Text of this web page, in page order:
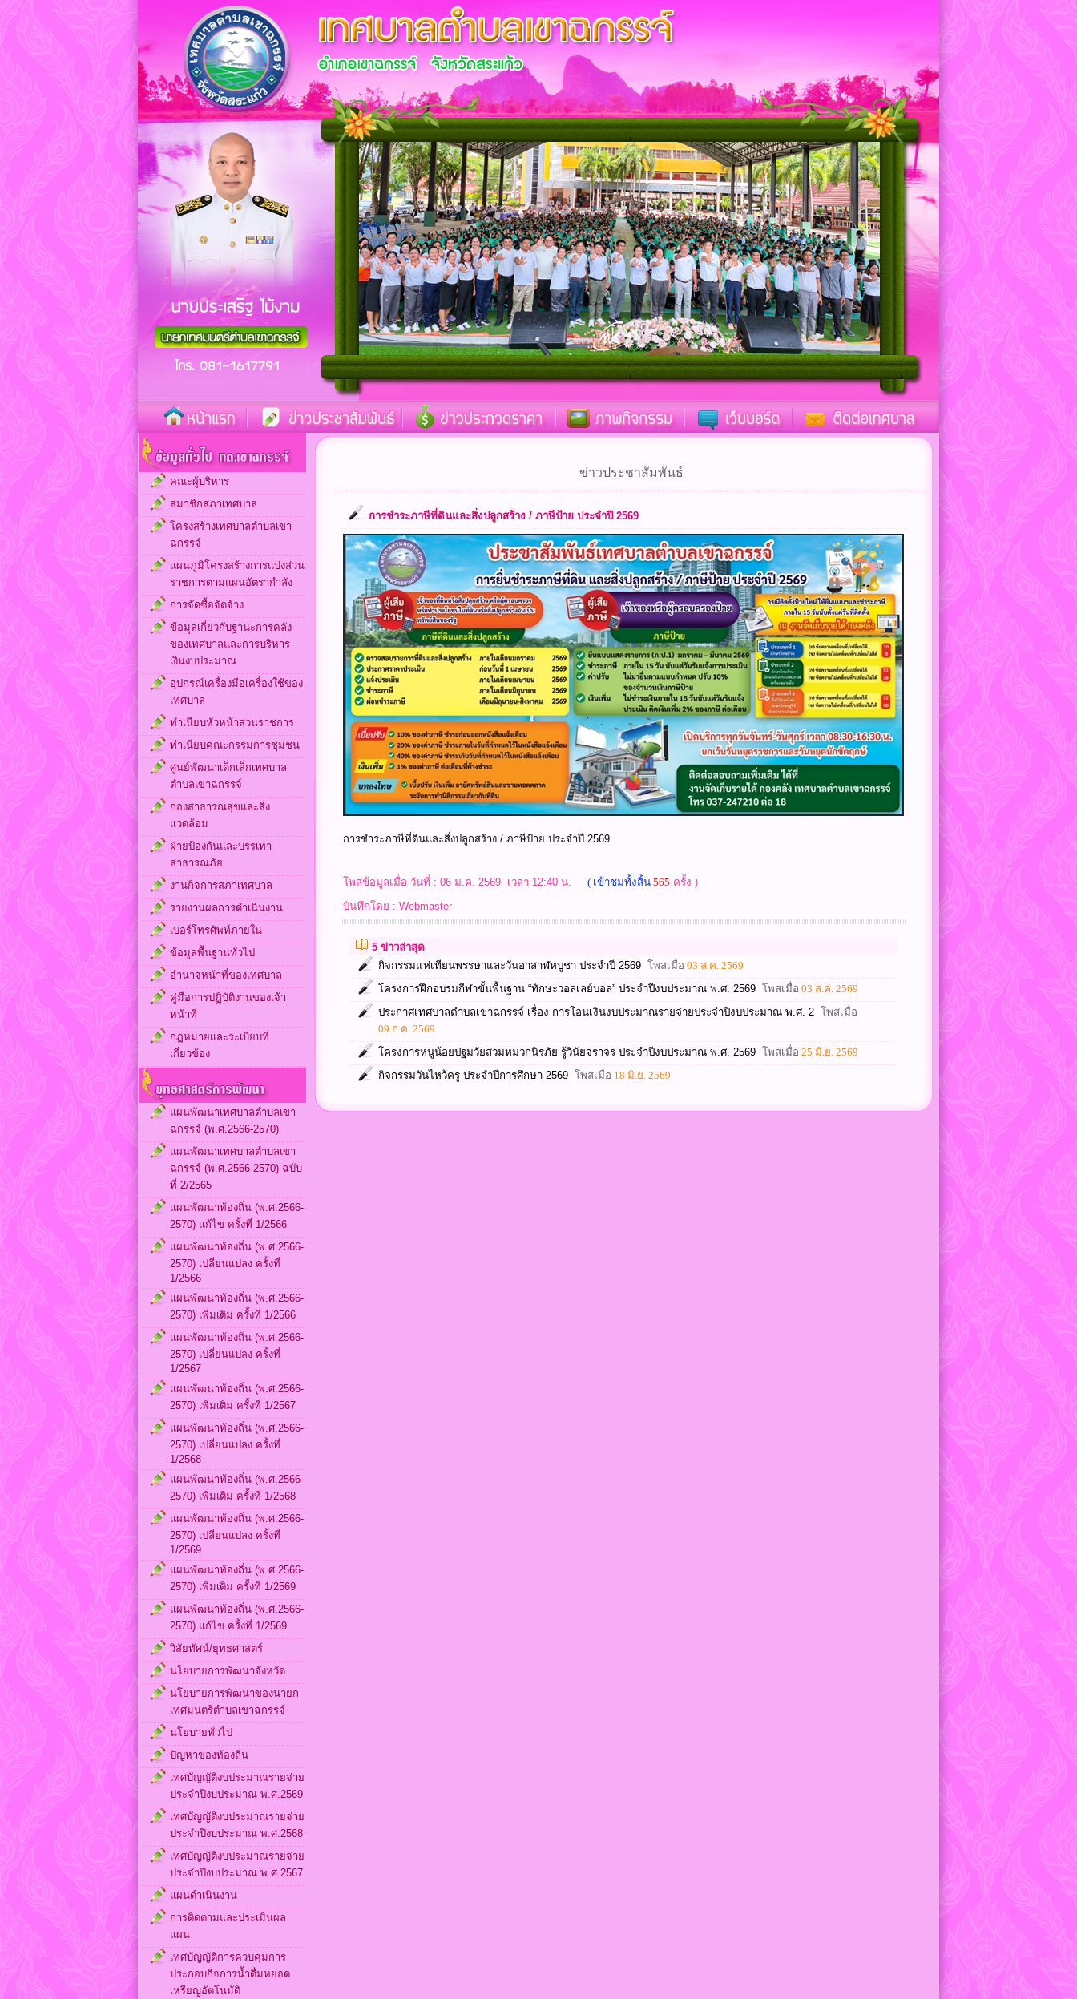
คณะผู้บริหาร
สมาชิกสภาเทศบาล
โครงสร้างเทศบาลตำบลเขา
ฉกรรจ์
แผนภูมิโครงสร้างการแบ่งส่วน
ราชการตามแผนอัตรากำลัง
การจัดซื้อจัดจ้าง
ข้อมูลเกี่ยวกับฐานะการคลัง
ของเทศบาลและการบริหาร
เงินงบประมาณ
อุปกรณ์เครื่องมือเครื่องใช้ของ
เทศบาล
ทำเนียบหัวหน้าส่วนราชการ
ทำเนียบคณะกรรมการชุมชน
ศูนย์พัฒนาเด็กเล็กเทศบาล
ตำบลเขาฉกรรจ์
กองสาธารณสุขและสิ่ง
แวดล้อม
ฝ่ายป้องกันและบรรเทา
สาธารณภัย
งานกิจการสภาเทศบาล
รายงานผลการดำเนินงาน
เบอร์โทรศัพท์ภายใน
ข้อมูลพื้นฐานทั่วไป
อำนาจหน้าที่ของเทศบาล
คู่มือการปฏิบัติงานของเจ้า
หน้าที่
กฎหมายและระเบียบที่
เกี่ยวข้อง
แผนพัฒนาเทศบาลตำบลเขา
ฉกรรจ์ (พ.ศ.2566-2570)
แผนพัฒนาเทศบาลตำบลเขา
ฉกรรจ์ (พ.ศ.2566-2570) ฉบับ
ที่ 2/2565
แผนพัฒนาท้องถิ่น (พ.ศ.2566-
2570) แก้ไข ครั้งที่ 1/2566
แผนพัฒนาท้องถิ่น (พ.ศ.2566-
2570) เปลี่ยนแปลง ครั้งที่
1/2566
แผนพัฒนาท้องถิ่น (พ.ศ.2566-
2570) เพิ่มเติม ครั้งที่ 1/2566
แผนพัฒนาท้องถิ่น (พ.ศ.2566-
2570) เปลี่ยนแปลง ครั้งที่
1/2567
แผนพัฒนาท้องถิ่น (พ.ศ.2566-
2570) เพิ่มเติม ครั้งที่ 1/2567
แผนพัฒนาท้องถิ่น (พ.ศ.2566-
2570) เปลี่ยนแปลง ครั้งที่
1/2568
แผนพัฒนาท้องถิ่น (พ.ศ.2566-
2570) เพิ่มเติม ครั้งที่ 1/2568
แผนพัฒนาท้องถิ่น (พ.ศ.2566-
2570) เปลี่ยนแปลง ครั้งที่
1/2569
แผนพัฒนาท้องถิ่น (พ.ศ.2566-
2570) เพิ่มเติม ครั้งที่ 1/2569
แผนพัฒนาท้องถิ่น (พ.ศ.2566-
2570) แก้ไข ครั้งที่ 1/2569
วิสัยทัศน์/ยุทธศาสตร์
นโยบายการพัฒนาจังหวัด
นโยบายการพัฒนาของนายก
เทศมนตรีตำบลเขาฉกรรจ์
นโยบายทั่วไป
ปัญหาของท้องถิ่น
เทศบัญญัติงบประมาณรายจ่าย
ประจำปีงบประมาณ พ.ศ.2569
เทศบัญญัติงบประมาณรายจ่าย
ประจำปีงบประมาณ พ.ศ.2568
เทศบัญญัติงบประมาณรายจ่าย
ประจำปีงบประมาณ พ.ศ.2567
แผนดำเนินงาน
การติดตามและประเมินผล
แผน
เทศบัญญัติการควบคุมการ
ประกอบกิจการน้ำดื่มหยอด
เหรียญอัตโนมัติ
ข่าวประชาสัมพันธ์
การชำระภาษีที่ดินและสิ่งปลูกสร้าง / ภาษีป้าย ประจำปี 2569
การชำระภาษีที่ดินและสิ่งปลูกสร้าง / ภาษีป้าย ประจำปี 2569
โพสข้อมูลเมื่อ วันที่ : 06 ม.ค. 2569 เวลา 12:40 น. ( เข้าชมทั้งสิ้น 565 ครั้ง )
บันทึกโดย : Webmaster
5 ข่าวล่าสุด
กิจกรรมแห่เทียนพรรษาและวันอาสาฬหบูชา ประจำปี 2569 โพสเมื่อ 03 ส.ค. 2569
โครงการฝึกอบรมกีฬาขั้นพื้นฐาน “ทักษะวอลเลย์บอล” ประจำปีงบประมาณ พ.ศ. 2569 โพสเมื่อ 03 ส.ค. 2569
ประกาศเทศบาลตำบลเขาฉกรรจ์ เรื่อง การโอนเงินงบประมาณรายจ่ายประจำปีงบประมาณ พ.ศ. 2 โพสเมื่อ
09 ก.ค. 2569
โครงการหนูน้อยปฐมวัยสวมหมวกนิรภัย รู้วินัยจราจร ประจำปีงบประมาณ พ.ศ. 2569 โพสเมื่อ 25 มิ.ย. 2569
กิจกรรมวันไหว้ครู ประจำปีการศึกษา 2569 โพสเมื่อ 18 มิ.ย. 2569